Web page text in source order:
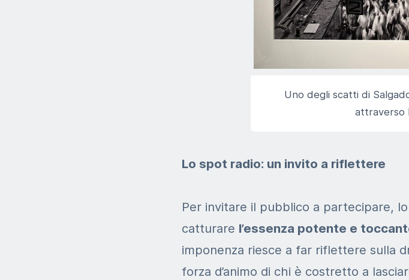
Uno degli scatti di
attraverso
Lo spot radio: un invito a riflettere
Per invitare il pubblico a partecipare,
catturare l’essenza potente e
imponenza riesce a far riflettere sulla
forza d’animo di chi è costretto a